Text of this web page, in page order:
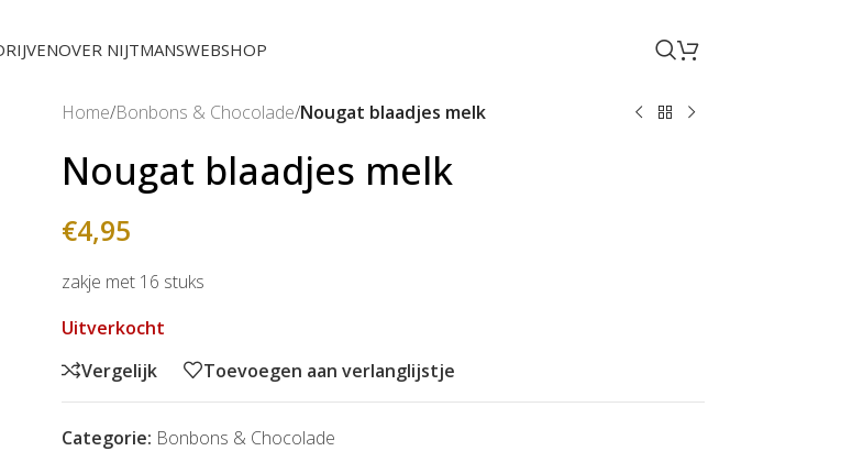
OVER NIJTMANSWEBSHOP
Home/Bonbons & Chocolade/Nougat blaadjes melk
Nougat blaadjes melk
€4,95
zakje met 16 stuks
Uitverkocht
Vergelijk
Toevoegen aan verlanglijstje
Categorie: Bonbons & Chocolade